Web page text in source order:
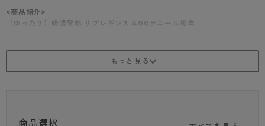
<商品紹介>
【ゆったり】吸湿発熱 リブレギンス 400デニール相当
吸湿発熱繊維を使用したやさしい肌触りの厚手レギンス。
チのおかげでおなかからヒップまでしっかり包みこみます。
商品選択